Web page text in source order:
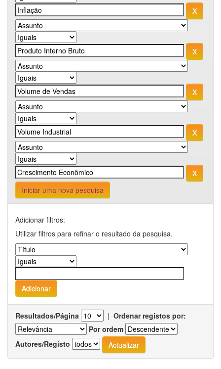
Iniciar uma nova pesquisa
Adicionar filtros:
Utilizar filtros para refinar o resultado da pesquisa.
Resultados/Página | Ordenar registos por:
Por ordem
Autores/Registo